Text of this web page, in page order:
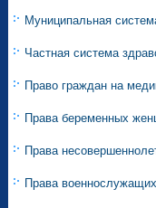
Муниципальная
Частная система
Право граждан на
Права беременных
Права
Права военнослужащих